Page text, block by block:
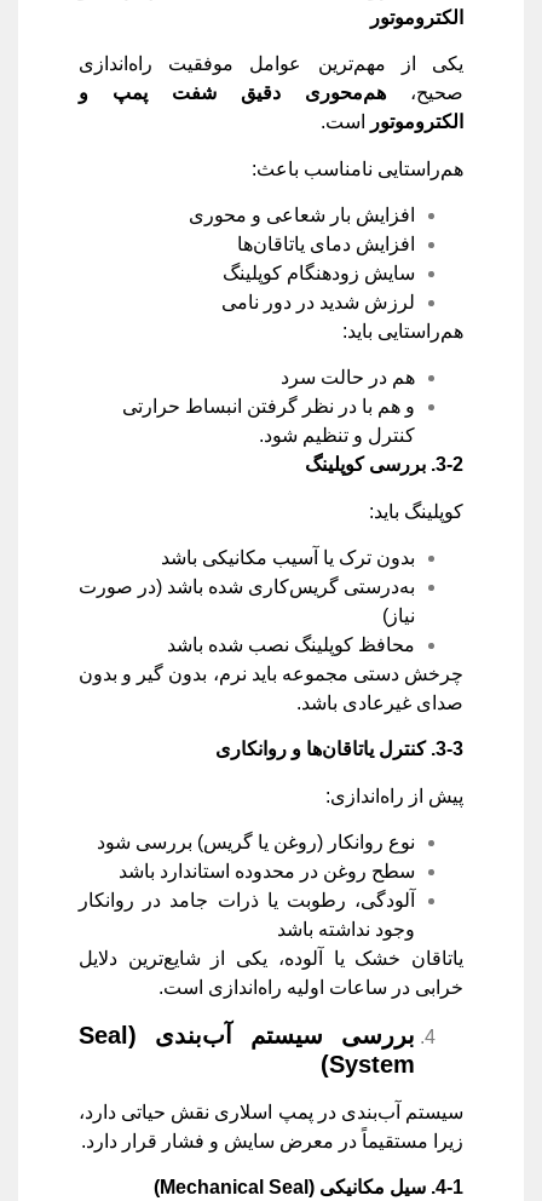
الکتروموتور
یکی از مهم‌ترین عوامل موفقیت راه‌اندازی
صحیح، هم‌محوری دقیق شفت پمپ و
الکتروموتور
است.
هم‌راستایی نامناسب باعث:
افزایش بار شعاعی و محوری
افزایش دمای یاتاقان‌ها
سایش زودهنگام کوپلینگ
لرزش شدید در دور نامی
هم‌راستایی باید:
هم در حالت سرد
و هم با در نظر گرفتن انبساط حرارتی
کنترل و تنظیم شود.
3-2. بررسی کوپلینگ
کوپلینگ باید:
بدون ترک یا آسیب مکانیکی باشد
به‌درستی گریس‌کاری شده باشد (در صورت
نیاز)
محافظ کوپلینگ نصب شده باشد
چرخش دستی مجموعه باید نرم، بدون گیر و بدون
صدای غیرعادی باشد.
3-3. کنترل یاتاقان‌ها و روانکاری
پیش از راه‌اندازی:
نوع روانکار (روغن یا گریس) بررسی شود
سطح روغن در محدوده استاندارد باشد
آلودگی، رطوبت یا ذرات جامد در روانکار
وجود نداشته باشد
یاتاقان خشک یا آلوده، یکی از شایع‌ترین دلایل
خرابی در ساعات اولیه راه‌اندازی است.
بررسی سیستم آب‌بندی
(Seal
System)
سیستم آب‌بندی در پمپ اسلاری نقش حیاتی دارد،
زیرا مستقیماً در معرض سایش و فشار قرار دارد.
4-1. سیل مکانیکی (Mechanical Seal)